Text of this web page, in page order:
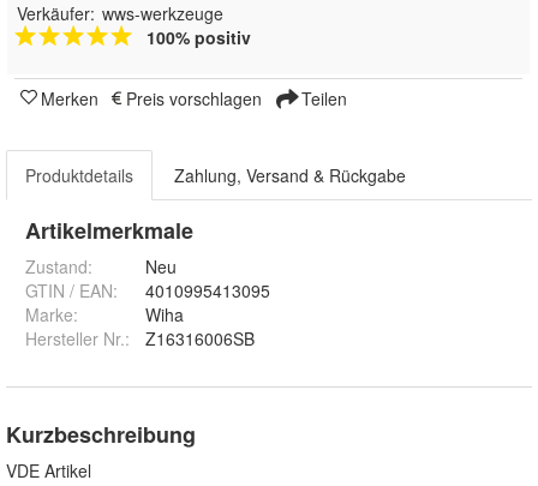
Verkäufer: wws-werkzeuge
100% positiv
Merken Preis vorschlagen Teilen
Produktdetails Zahlung, Versand & Rückgabe
Artikelmerkmale
Zustand:
Neu
GTIN / EAN:
4010995413095
Marke:
Wiha
Hersteller Nr.:
Z16316006SB
Kurzbeschreibung
VDE Artikel